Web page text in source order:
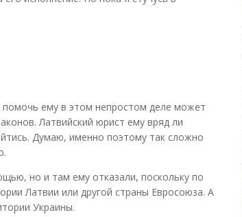
ему в этом непростом деле может
Латвийский юрист ему вряд ли
Думаю, именно поэтому так сложно
но и там ему отказали, поскольку по
Латвии или другой страны Евросоюза. А
Украины.